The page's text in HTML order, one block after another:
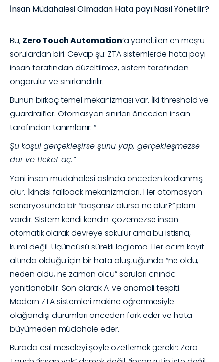
İnsan Müdahalesi Olmadan Hata payı Nasıl Yönetilir?
Bu, Zero Touch Automation‘a yöneltilen en meşru
sorulardan biri. Cevap şu: ZTA sistemlerde hata payı
insan tarafından düzeltilmez, sistem tarafından
öngörülür ve sınırlandırılır.
Bunun birkaç temel mekanizması var. İlki threshold ve
guardrail’ler. Otomasyon sınırları önceden insan
tarafından tanımlanır: “
Şu koşul gerçekleşirse şunu yap, gerçekleşmezse
dur ve ticket aç.”
Yani insan müdahalesi aslında önceden kodlanmış
olur. İkincisi fallback mekanizmaları. Her otomasyon
senaryosunda bir “başarısız olursa ne olur?” planı
vardır. Sistem kendi kendini çözemezse insan
otomatik olarak devreye sokulur ama bu istisna,
kural değil. Üçüncüsü sürekli loglama. Her adım kayıt
altında olduğu için bir hata oluştuğunda “ne oldu,
neden oldu, ne zaman oldu” soruları anında
yanıtlanabilir. Son olarak AI ve anomali tespiti.
Modern ZTA sistemleri makine öğrenmesiyle
olağandışı durumları önceden fark eder ve hata
büyümeden müdahale eder.
Burada asıl meseleyi şöyle özetlemek gerekir: Zero